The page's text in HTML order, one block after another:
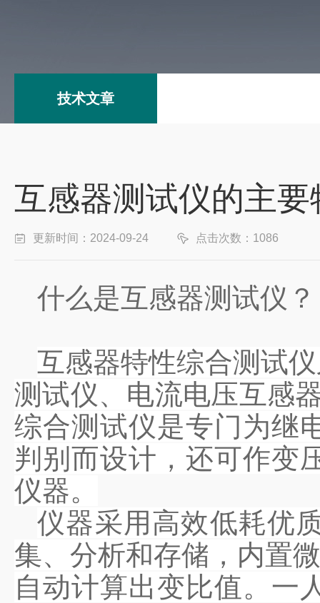
技术文章
互感器测试仪的主要
更新时间：2024-09-24 点击次数：1086
什么是互感器测试仪？
互感器特性综合测试
测试仪、电流电压互感
综合测试仪是专门为继
判别而设计，还可作变
仪器。
仪器采用高效低耗优
集、分析和存储，内置
自动计算出变比值。一